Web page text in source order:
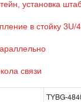
установка
в стойку 3U/
связи
TYBG-